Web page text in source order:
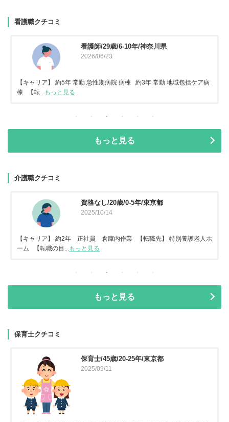
看護職クチコミ
看護師/29歳/6-10年/神奈川県
2026/06/23
【キャリア】 約5年 常勤 急性期病院 病棟 約3年 常勤 地域包括ケア病
棟 【転...もっと見る
もっと見る
介護職クチコミ
資格なし/20歳/0-5年/東京都
2025/10/14
【キャリア】 約2年 正社員 倉庫内作業 【転職先】 特別養護老人ホ
ーム 【転職の目...もっと見る
もっと見る
保育士クチコミ
保育士/45歳/20-25年/東京都
2025/09/11